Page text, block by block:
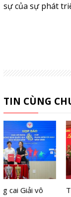
sự của sự phát
TIN CÙNG
Tập huấn PCCC tại